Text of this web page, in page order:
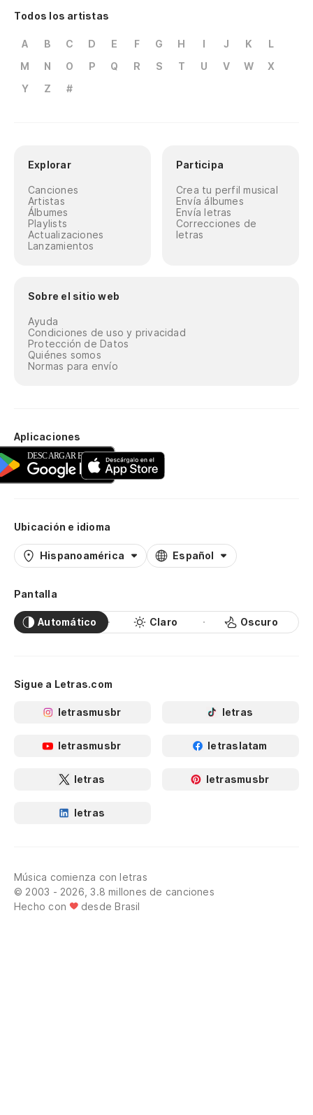
Todos los artistas
A B C D E F G H I J K
L
M
N O P Q R S T U V W
X
Y
Z #
Explorar
Canciones
Artistas
Álbumes
Playlists
Actualizaciones
Lanzamientos
Participa
Crea tu perfil musical
Envía álbumes
Envía letras
Correcciones de
letras
Sobre el sitio web
Ayuda
Condiciones de uso y privacidad
Protección de Datos
Quiénes somos
Normas para envío
Aplicaciones
Ubicación e idioma
Hispanoamérica Español
Pantalla
Automático Claro Oscuro
Sigue a Letras.com
letrasmusbr letras
letrasmusbr letraslatam
letras letrasmusbr
letras
Música comienza con letras
© 2003 - 2026, 3.8 millones de canciones
Hecho con
desde Brasil